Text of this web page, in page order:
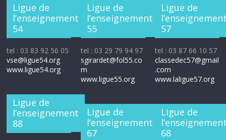
Ligue de
l’enseignement
54
tel : 03 83 92 56 05
vse@ligue54.org
www.ligue54.org
Ligue de
l’enseignement
88
Ligue de
l’enseignement
55
tel : 03 29 79 94 97
sgirardet@fol55.co
m
www.ligue55.org
Ligue de
l’enseignement
67
Ligue de
57
tel : 03 87 66 10 57
classedec57@gmail
.com
www.laligue57.org
Ligue de
68